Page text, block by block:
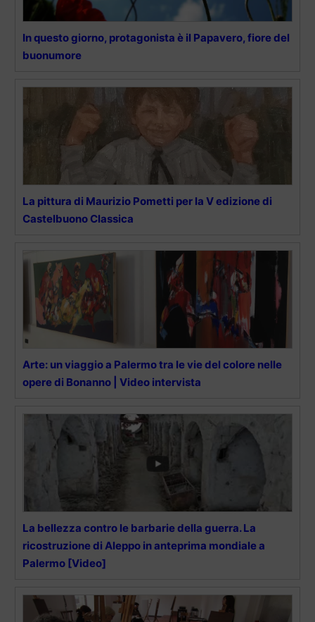
In questo giorno, protagonista è il Papavero, fiore del
buonumore
La pittura di Maurizio Pometti per la V edizione di
Castelbuono Classica
Arte: un viaggio a Palermo tra le vie del colore nelle
opere di Bonanno | Video intervista
La bellezza contro le barbarie della guerra. La
ricostruzione di Aleppo in anteprima mondiale a
Palermo [Video]